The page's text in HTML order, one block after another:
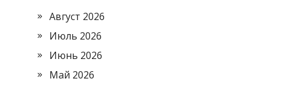
Август 2026
Июль 2026
Июнь 2026
Май 2026